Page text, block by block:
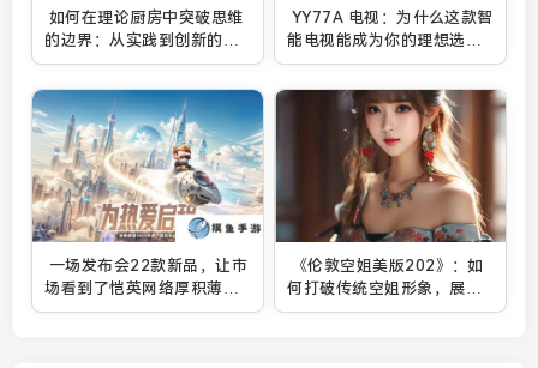
如何在理论厨房中突破思维
的边界：从实践到创新的完
美融合
YY77A 电视：为什么这款智
能电视能成为你的理想选
择？
一场发布会22款新品，让市
场看到了恺英网络厚积薄发
的成果
《伦敦空姐美版202》：如
何打破传统空姐形象，展现
现代女性独立魅力？